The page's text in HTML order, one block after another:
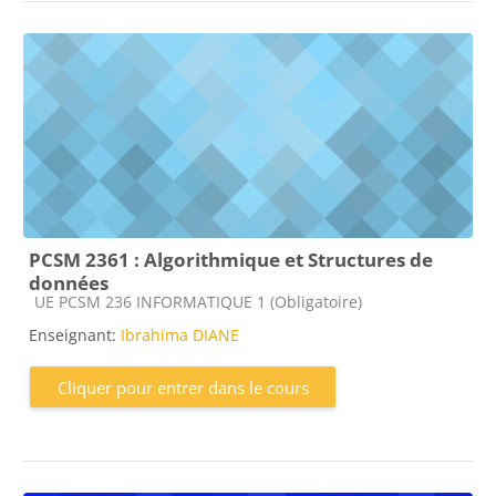
PCSM 2361 : Algorithmique et Structures de
données
Catégorie de cours
UE PCSM 236 INFORMATIQUE 1 (Obligatoire)
Enseignant: Ibrahima DIANE
Cliquer pour entrer dans le cours